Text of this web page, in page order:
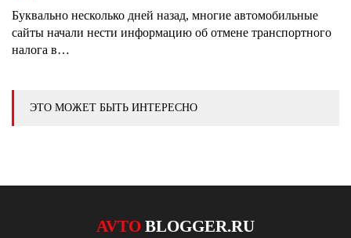
Буквально несколько дней назад, многие автомобильные
сайты начали нести информацию об отмене транспортного
налога в…
ЭТО МОЖЕТ БЫТЬ ИНТЕРЕСНО
AVTO BLOGGER.RU